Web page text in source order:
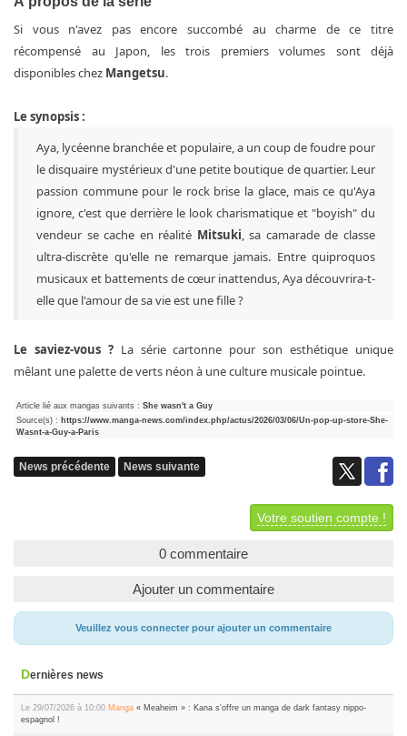
Si vous n'avez pas encore succombé au charme de ce titre
récompensé au Japon, les trois premiers volumes sont déjà
disponibles chez Mangetsu.
Le synopsis :
Aya, lycéenne branchée et populaire, a un coup de foudre pour
le disquaire mystérieux d'une petite boutique de quartier. Leur
passion commune pour le rock brise la glace, mais ce qu'Aya
ignore, c'est que derrière le look charismatique et "boyish" du
vendeur se cache en réalité Mitsuki, sa camarade de classe
ultra-discrète qu'elle ne remarque jamais. Entre quiproquos
musicaux et battements de cœur inattendus, Aya découvrira-t-
elle que l'amour de sa vie est une fille ?
Le saviez-vous ?La série cartonne pour son esthétique unique
mêlant une palette de verts néon à une culture musicale pointue.
Article lié aux mangas suivants : She wasn't a Guy
Source(s) : https://www.manga-news.com/index.php/actus/2026/03/06/Un-pop-up-store-She-
Wasnt-a-Guy-a-Paris
News précédente News suivante
Votre soutien compte !
0 commentaire
Ajouter un commentaire
Veuillez vous connecter pour ajouter un commentaire
Dernières news
Le 29/07/2026 à 10:00 Manga « Meaheim » : Kana s'offre un manga de dark fantasy nippo-
espagnol !